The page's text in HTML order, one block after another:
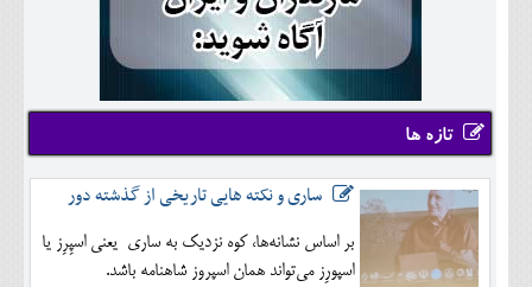
تازه ها
ساری و نکته هایی تاریخی از گذشته دور
بر اساس نشانه‌ها، کوه نزدیک به ساری یعنی اسپِرِز یا
اسپورِز می‌تواند همان اسپروز شاهنامه باشد.